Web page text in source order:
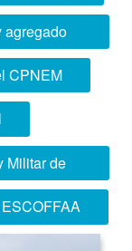
agregado
CPNEM
Militar de